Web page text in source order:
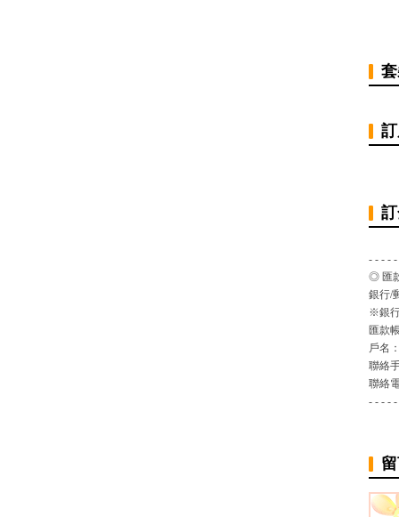
- - - -
◎ 匯
銀行/
※銀
匯款
戶名
聯絡
聯絡
- - - -